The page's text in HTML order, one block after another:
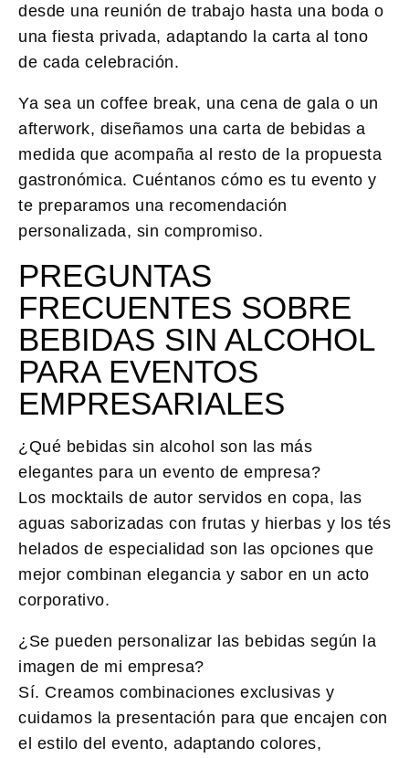
desde una reunión de trabajo hasta una boda o
una fiesta privada, adaptando la carta al tono
de cada celebración.
Ya sea un coffee break, una cena de gala o un
afterwork, diseñamos una carta de bebidas a
medida que acompaña al resto de la propuesta
gastronómica. Cuéntanos cómo es tu evento y
te preparamos una recomendación
personalizada, sin compromiso.
PREGUNTAS
FRECUENTES SOBRE
BEBIDAS SIN ALCOHOL
PARA EVENTOS
EMPRESARIALES
¿Qué bebidas sin alcohol son las más
elegantes para un evento de empresa?
Los mocktails de autor servidos en copa, las
aguas saborizadas con frutas y hierbas y los tés
helados de especialidad son las opciones que
mejor combinan elegancia y sabor en un acto
corporativo.
¿Se pueden personalizar las bebidas según la
imagen de mi empresa?
Sí. Creamos combinaciones exclusivas y
cuidamos la presentación para que encajen con
el estilo del evento, adaptando colores,